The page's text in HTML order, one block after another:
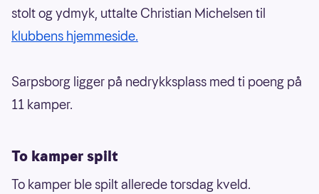
stolt og ydmyk, uttalte Christian Michelsen til
klubbens hjemmeside.
Sarpsborg ligger på nedrykksplass med ti poeng på
11 kamper.
To kamper spilt
To kamper ble spilt allerede torsdag kveld.